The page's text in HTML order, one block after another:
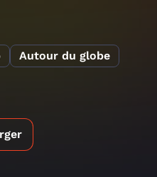
Autour du globe